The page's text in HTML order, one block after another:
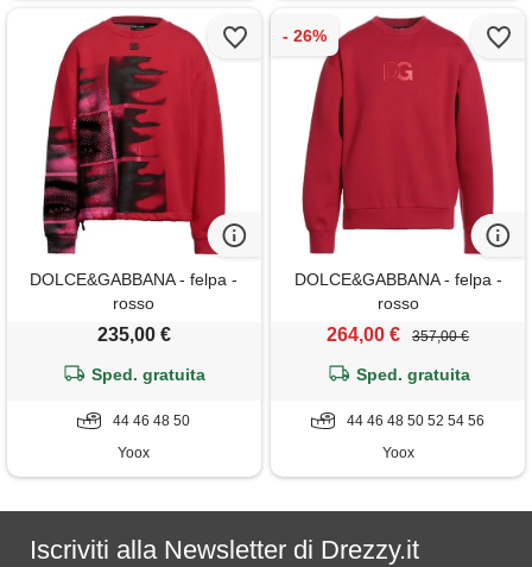
DOLCE&GABBANA - felpa -
rosso
235,00 €
Sped. gratuita
44 46 48 50
Yoox
DOLCE&GABBANA - felpa -
rosso
264,00 € 357,00 €
Sped. gratuita
44 46 48 50 52 54 56
Yoox
Iscriviti alla Newsletter di Drezzy.it